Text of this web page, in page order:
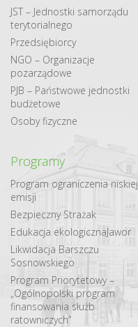
JST – Jednostki samorządu
terytorialnego
Przedsiębiorcy
NGO – Organizacje
pozarządowe
PJB – Państwowe jednostki
budżetowe
Osoby fizyczne
Programy
Program ograniczenia niskiej
emisji
Bezpieczny Strażak
Edukacja ekologicznaJawor
Likwidacja Barszczu
Sosnowskiego
Program Priorytetowy –
„Ogólnopolski program
finansowania służb
ratowniczych”